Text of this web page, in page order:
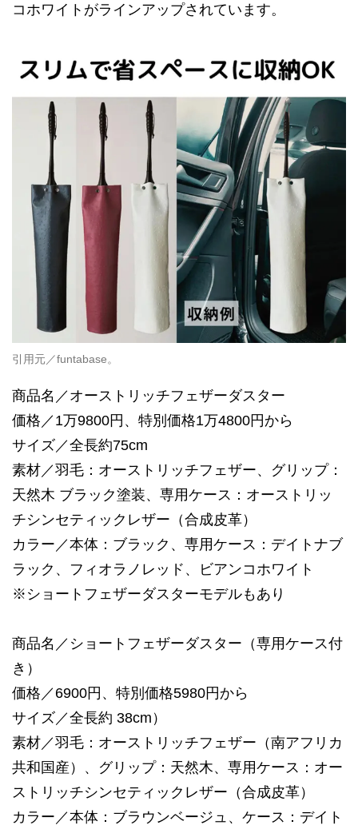
コホワイトがラインアップされています。
引用元／funtabase。
商品名／オーストリッチフェザーダスター
価格／1万9800円、特別価格1万4800円から
サイズ／全長約75cm
素材／羽毛：オーストリッチフェザー、グリップ：
天然木 ブラック塗装、専用ケース：オーストリッ
チシンセティックレザー（合成皮革）
カラー／本体：ブラック、専用ケース：デイトナブ
ラック、フィオラノレッド、ビアンコホワイト
※ショートフェザーダスターモデルもあり
商品名／ショートフェザーダスター（専用ケース付
き）
価格／6900円、特別価格5980円から
サイズ／全長約 38cm）
素材／羽毛：オーストリッチフェザー（南アフリカ
共和国産）、グリップ：天然木、専用ケース：オー
ストリッチシンセティックレザー（合成皮革）
カラー／本体：ブラウンベージュ、ケース：デイト